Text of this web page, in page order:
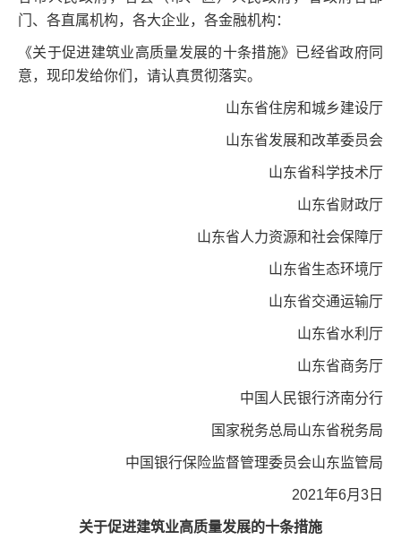
门、各直属机构，各大企业，各金融机构：
《关于促进建筑业高质量发展的十条措施》已经省政府同
意，现印发给你们，请认真贯彻落实。
山东省住房和城乡建设厅
山东省发展和改革委员会
山东省科学技术厅
山东省财政厅
山东省人力资源和社会保障厅
山东省生态环境厅
山东省交通运输厅
山东省水利厅
山东省商务厅
中国人民银行济南分行
国家税务总局山东省税务局
中国银行保险监督管理委员会山东监管局
2021年6月3日
关于促进建筑业高质量发展的十条措施